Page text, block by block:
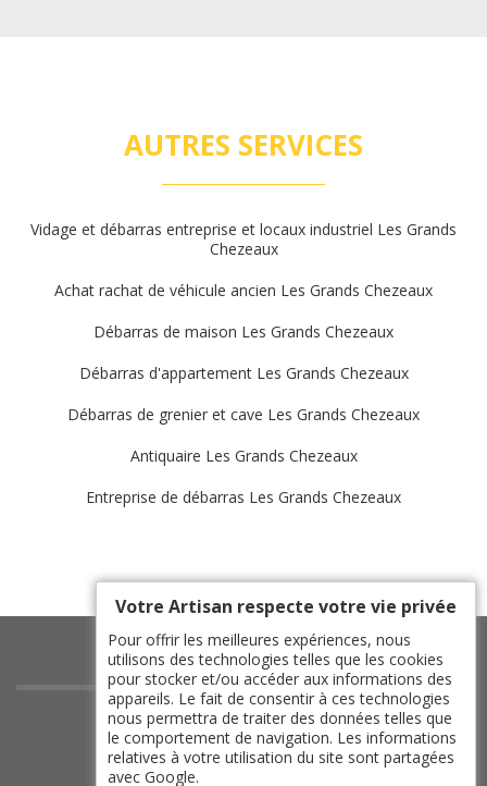
AUTRES SERVICES
Vidage et débarras entreprise et locaux industriel Les Grands
Chezeaux
Achat rachat de véhicule ancien Les Grands Chezeaux
Débarras de maison Les Grands Chezeaux
Débarras d'appartement Les Grands Chezeaux
Débarras de grenier et cave Les Grands Chezeaux
Antiquaire Les Grands Chezeaux
Entreprise de débarras Les Grands Chezeaux
indisponible
indisponible
indisponible
Votre Artisan respecte votre vie privée
Pour offrir les meilleures expériences, nous
utilisons des technologies telles que les cookies
pour stocker et/ou accéder aux informations des
appareils. Le fait de consentir à ces technologies
nous permettra de traiter des données telles que
le comportement de navigation. Les informations
relatives à votre utilisation du site sont partagées
avec Google.